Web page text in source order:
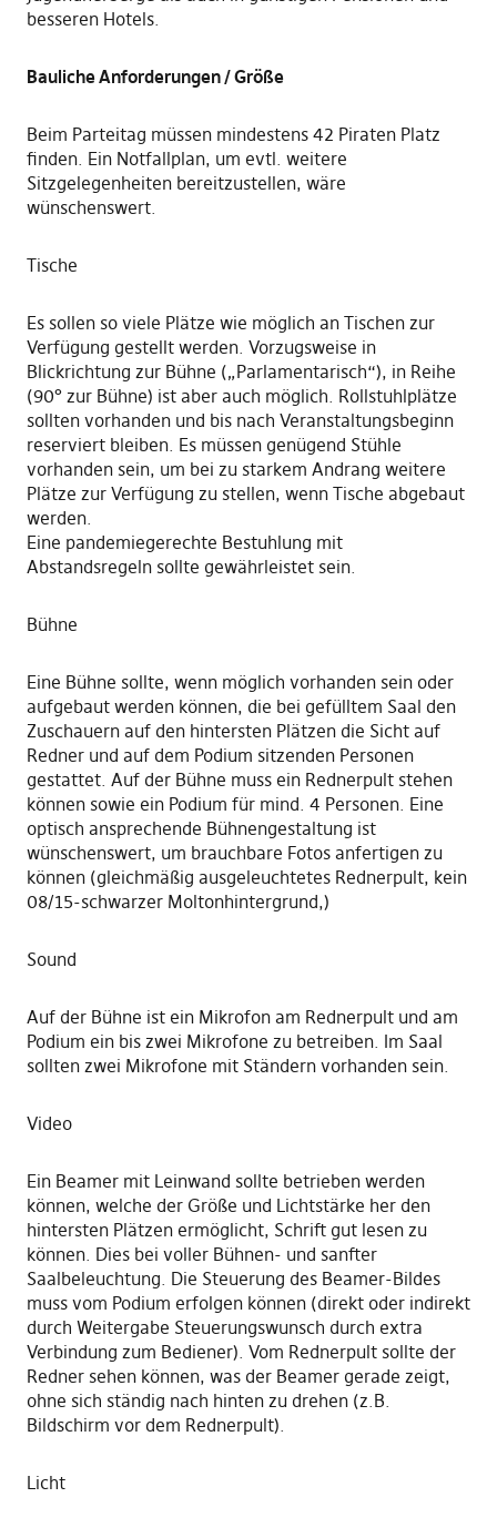
besseren Hotels.
Bauliche Anforderungen / Größe
Beim Parteitag müssen mindestens 42 Piraten Platz
finden. Ein Notfallplan, um evtl. weitere
Sitzgelegenheiten bereitzustellen, wäre
wünschenswert.
Tische
Es sollen so viele Plätze wie möglich an Tischen zur
Verfügung gestellt werden. Vorzugsweise in
Blickrichtung zur Bühne („Parlamentarisch“), in Reihe
(90° zur Bühne) ist aber auch möglich. Rollstuhlplätze
sollten vorhanden und bis nach Veranstaltungsbeginn
reserviert bleiben. Es müssen genügend Stühle
vorhanden sein, um bei zu starkem Andrang weitere
Plätze zur Verfügung zu stellen, wenn Tische abgebaut
werden.
Eine pandemiegerechte Bestuhlung mit
Abstandsregeln sollte gewährleistet sein.
Bühne
Eine Bühne sollte, wenn möglich vorhanden sein oder
aufgebaut werden können, die bei gefülltem Saal den
Zuschauern auf den hintersten Plätzen die Sicht auf
Redner und auf dem Podium sitzenden Personen
gestattet. Auf der Bühne muss ein Rednerpult stehen
können sowie ein Podium für mind. 4 Personen. Eine
optisch ansprechende Bühnengestaltung ist
wünschenswert, um brauchbare Fotos anfertigen zu
können (gleichmäßig ausgeleuchtetes Rednerpult, kein
08/15-schwarzer Moltonhintergrund,)
Sound
Auf der Bühne ist ein Mikrofon am Rednerpult und am
Podium ein bis zwei Mikrofone zu betreiben. Im Saal
sollten zwei Mikrofone mit Ständern vorhanden sein.
Video
Ein Beamer mit Leinwand sollte betrieben werden
können, welche der Größe und Lichtstärke her den
hintersten Plätzen ermöglicht, Schrift gut lesen zu
können. Dies bei voller Bühnen- und sanfter
Saalbeleuchtung. Die Steuerung des Beamer-Bildes
muss vom Podium erfolgen können (direkt oder indirekt
durch Weitergabe Steuerungswunsch durch extra
Verbindung zum Bediener). Vom Rednerpult sollte der
Redner sehen können, was der Beamer gerade zeigt,
ohne sich ständig nach hinten zu drehen (z.B.
Bildschirm vor dem Rednerpult).
Licht